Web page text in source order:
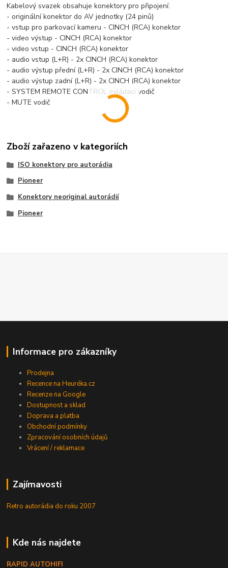
Kabelový svazek obsahuje konektory pro připojení:
- originální konektor do AV jednotky (24 pinů)
- vstup pro parkovací kameru - CINCH (RCA) konektor
- video výstup - CINCH (RCA) konektor
- video vstup - CINCH (RCA) konektor
- audio vstup (L+R) - 2x CINCH (RCA) konektor
- audio výstup přední (L+R) - 2x CINCH (RCA) konektor
- audio výstup zadní (L+R) - 2x CINCH (RCA) konektor
- SYSTEM REMOTE CONTROL ovládací vodič
- MUTE vodič
Zboží zařazeno v kategoriích
ISO konektory pro autorádia
Pioneer
Konektory neoriginal autorádií
Pioneer
Informace pro zákazníky
Prodejna
Recence na Heuréka.cz
Recenze na Google
Dostupnost a sklad
Doprava a platba
Obchodní podmínky
Zpracování osobních údajů
Vrácení / reklamace
Zajímavosti
Retro autorádia do roku 2007
Kde nás najdete
RAPID AUTOHIFI